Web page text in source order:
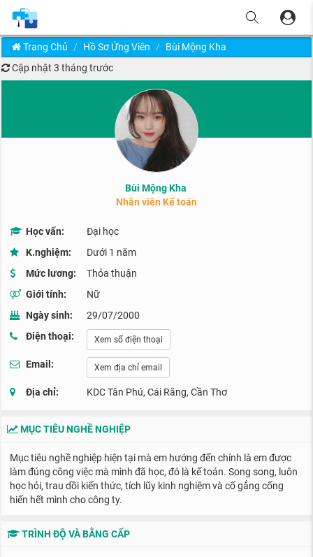
Trang Chủ Hồ Sơ Ứng Viên
Bùi Mộng Kha
Cập nhật 3 tháng trước
Bùi Mộng Kha
Nhân viên Kế toán
Học vấn:
Đại học
K.nghiệm:
Dưới 1 năm
Mức lương:
Thỏa thuận
Giới tính:
Nữ
Ngày sinh:
29/07/2000
Điện thoại:
Xem số điện thoại
Email: Xem địa chỉ email
Địa chỉ: KDC Tân Phú, Cái Răng, Cần Thơ
MỤC TIÊU NGHỀ NGHIỆP
Mục tiêu nghề nghiệp hiện tại mà em hướng đến chính là em được
làm đúng công việc mà mình đã học, đó là kế toán. Song song, luôn
học hỏi, trau dồi kiến thức, tích lũy kinh nghiệm và cố gắng cống
hiến hết mình cho công ty.
TRÌNH ĐỘ VÀ BẰNG CẤP